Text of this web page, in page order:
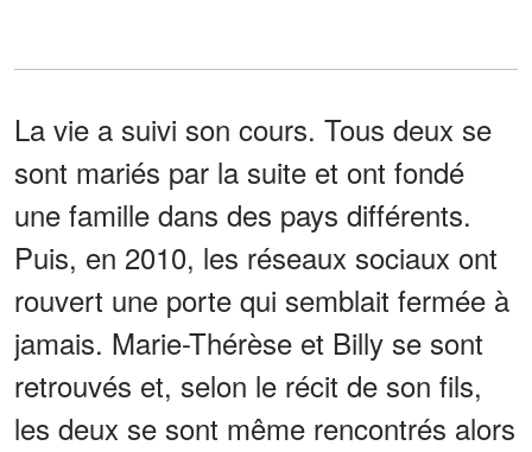
La vie a suivi son cours. Tous deux se
sont mariés par la suite et ont fondé
une famille dans des pays différents.
Puis, en 2010, les réseaux sociaux ont
rouvert une porte qui semblait fermée à
jamais. Marie-Thérèse et Billy se sont
retrouvés et, selon le récit de son fils,
les deux se sont même rencontrés alors